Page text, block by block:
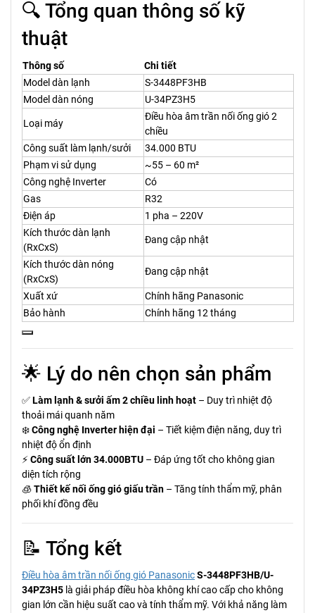
🔍 Tổng quan thông số kỹ
thuật
Thông số
Chi tiết
Model dàn lạnh
S-3448PF3HB
Model dàn nóng
U-34PZ3H5
Loại máy
Điều hòa âm trần nối ống gió 2
chiều
Công suất làm lạnh/sưởi
34.000 BTU
Phạm vi sử dụng
~55 – 60 m²
Công nghệ Inverter
Có
Gas
R32
Điện áp
1 pha – 220V
Kích thước dàn lạnh
(RxCxS)
Đang cập nhật
Kích thước dàn nóng
(RxCxS)
Đang cập nhật
Xuất xứ
Chính hãng Panasonic
Bảo hành
Chính hãng 12 tháng
🌟 Lý do nên chọn sản phẩm
✅Làm lạnh & sưởi ấm 2 chiều linh hoạt – Duy trì nhiệt độ
thoải mái quanh năm
❄️Công nghệ Inverter hiện đại – Tiết kiệm điện năng, duy trì
nhiệt độ ổn định
⚡Công suất lớn 34.000BTU – Đáp ứng tốt cho không gian
diện tích rộng
🧊Thiết kế nối ống gió giấu trần – Tăng tính thẩm mỹ, phân
phối khí đồng đều
📝 Tổng kết
Điều hòa âm trần nối ống gió PanasonicS-3448PF3HB/U-
34PZ3H5 là giải pháp điều hòa không khí cao cấp cho không
gian lớn cần hiệu suất cao và tính thẩm mỹ. Với khả năng làm